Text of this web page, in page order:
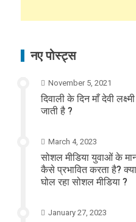
नए पोस्ट्स
November 5, 2021
दिवाली के दिन माँ देवी
जाती है ?
March 4, 2023
सोशल मीडिया युवाओं के
कैसे प्रभावित करता है?
घोल रहा सोशल मीडिया ?
January 27, 2023